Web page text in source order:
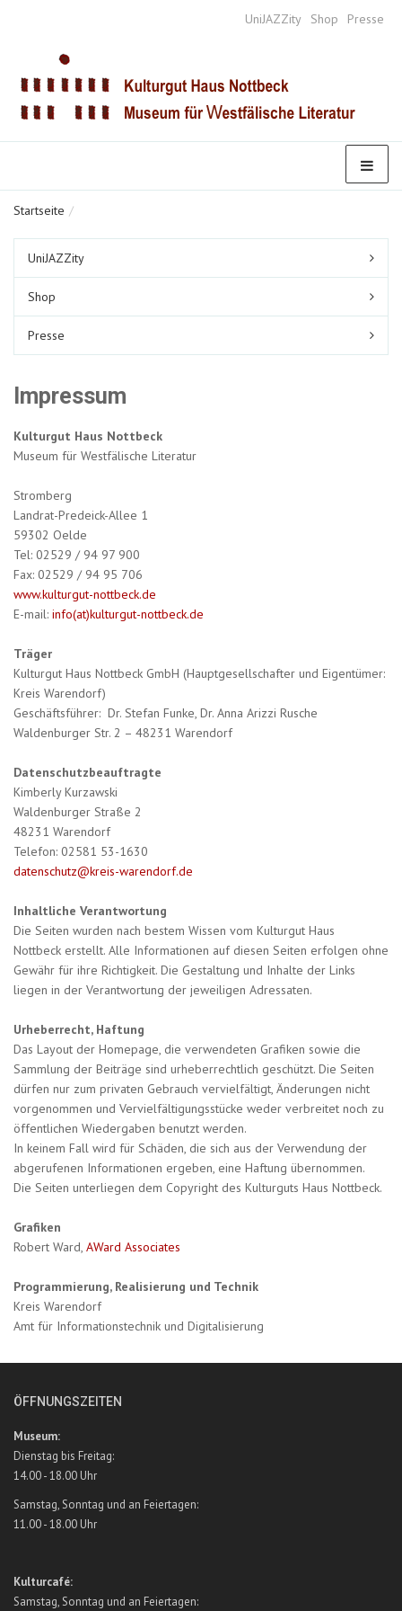
UniJAZZity Shop Presse
Startseite
Bereich
UniJAZZity
Shop
Presse
Impressum
Kulturgut Haus Nottbeck
Museum für Westfälische Literatur
Stromberg
Landrat-Predeick-Allee 1
59302 Oelde
Tel: 02529 / 94 97 900
Fax: 02529 / 94 95 706
www.kulturgut-nottbeck.de
E-mail: info(at)kulturgut-nottbeck.de
Träger
Kulturgut Haus Nottbeck GmbH (Hauptgesellschafter und Eigentümer:
Kreis Warendorf)
Geschäftsführer: Dr. Stefan Funke, Dr. Anna Arizzi Rusche
Waldenburger Str. 2 – 48231 Warendorf
Datenschutzbeauftragte
Kimberly Kurzawski
Waldenburger Straße 2
48231 Warendorf
Telefon: 02581 53-1630
datenschutz@kreis-warendorf.de
Inhaltliche Verantwortung
Die Seiten wurden nach bestem Wissen vom Kulturgut Haus
Nottbeck erstellt. Alle Informationen auf diesen Seiten erfolgen ohne
Gewähr für ihre Richtigkeit. Die Gestaltung und Inhalte der Links
liegen in der Verantwortung der jeweiligen Adressaten.
Urheberrecht, Haftung
Das Layout der Homepage, die verwendeten Grafiken sowie die
Sammlung der Beiträge sind urheberrechtlich geschützt. Die Seiten
dürfen nur zum privaten Gebrauch vervielfältigt, Änderungen nicht
vorgenommen und Vervielfältigungsstücke weder verbreitet noch zu
öffentlichen Wiedergaben benutzt werden.
In keinem Fall wird für Schäden, die sich aus der Verwendung der
abgerufenen Informationen ergeben, eine Haftung übernommen.
Die Seiten unterliegen dem Copyright des Kulturguts Haus Nottbeck.
Grafiken
Robert Ward, AWard Associates
Programmierung, Realisierung und Technik
Kreis Warendorf
Amt für Informationstechnik und Digitalisierung
ÖFFNUNGSZEITEN
Museum:
Dienstag bis Freitag:
14.00 - 18.00 Uhr
Samstag, Sonntag und an Feiertagen:
11.00 - 18.00 Uhr
Kulturcafé:
Samstag, Sonntag und an Feiertagen: